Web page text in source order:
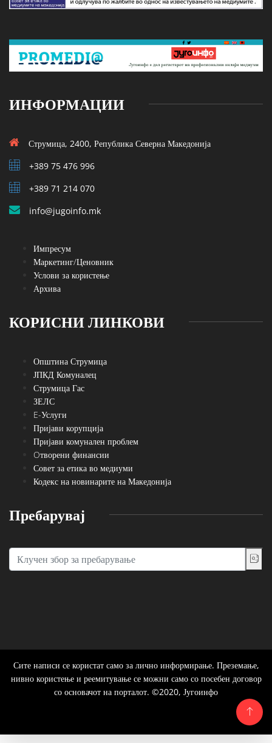
ИНФОРМАЦИИ
Струмица, 2400, Република Северна Македонија
+389 75 476 996
+389 71 214 070
info@jugoinfo.mk
Импресум
Маркетинг/Ценовник
Услови за користење
Архива
КОРИСНИ ЛИНКОВИ
Општина Струмица
ЈПКД Комуналец
Струмица Гас
ЗЕЛС
E-Услуги
Пријави корупција
Пријави комунален проблем
Oтворени финансии
Совет за етика во медиуми
Кодекс на новинарите на Македонија
Пребарувај
Сите написи се користат само за лично информирање. Преземање,
нивно користење и реемитување се можни само со посебен договор
со основачот на порталот. ©2020, Југоинфо